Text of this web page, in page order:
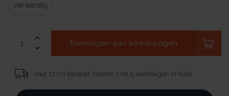
vierwandig
Toevoegen aan winkelwagen
Voor 12:00 besteld, binnen 3 tot 5 werkdagen in huis!